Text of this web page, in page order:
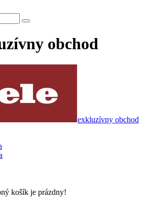
obchod
exkluzívny obchod
košík je prázdny!